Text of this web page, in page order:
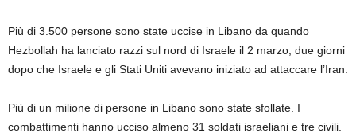
Più di 3.500 persone sono state uccise in Libano da quando
Hezbollah ha lanciato razzi sul nord di Israele il 2 marzo, due giorni
dopo che Israele e gli Stati Uniti avevano iniziato ad attaccare l’Iran.
Più di un milione di persone in Libano sono state sfollate. I
combattimenti hanno ucciso almeno 31 soldati israeliani e tre civili.